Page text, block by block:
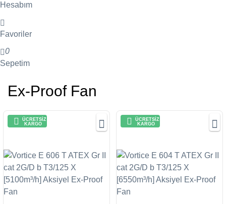
Hesabım
Favoriler
0
Sepetim
Ex-Proof Fan
ÜCRETSİZ
KARGO
ÜCRETSİZ
KARGO